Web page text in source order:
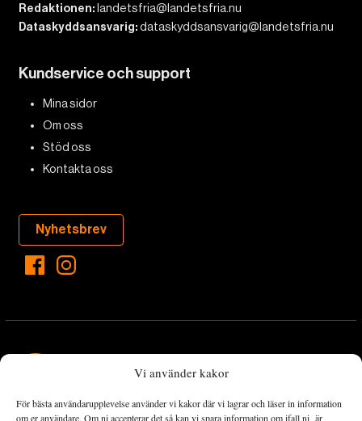
Vi använder kakor
För bästa användarupplevelse använder vi kakor där vi lagrar och läser in information
om er användare. Om ni accepterar det så kan vi spara information om ifall ni är
Redaktionen:landetsfria@landetsfria.nu
Dataskyddsansvarig:dataskyddsansvarig@landetsfria.nu
Kundservice och support
Mina sidor
Om oss
Stöd oss
Kontakta oss
Nyhetsbrev
Landets Fria Tidning är en nyhetstidning med bred bevakning av